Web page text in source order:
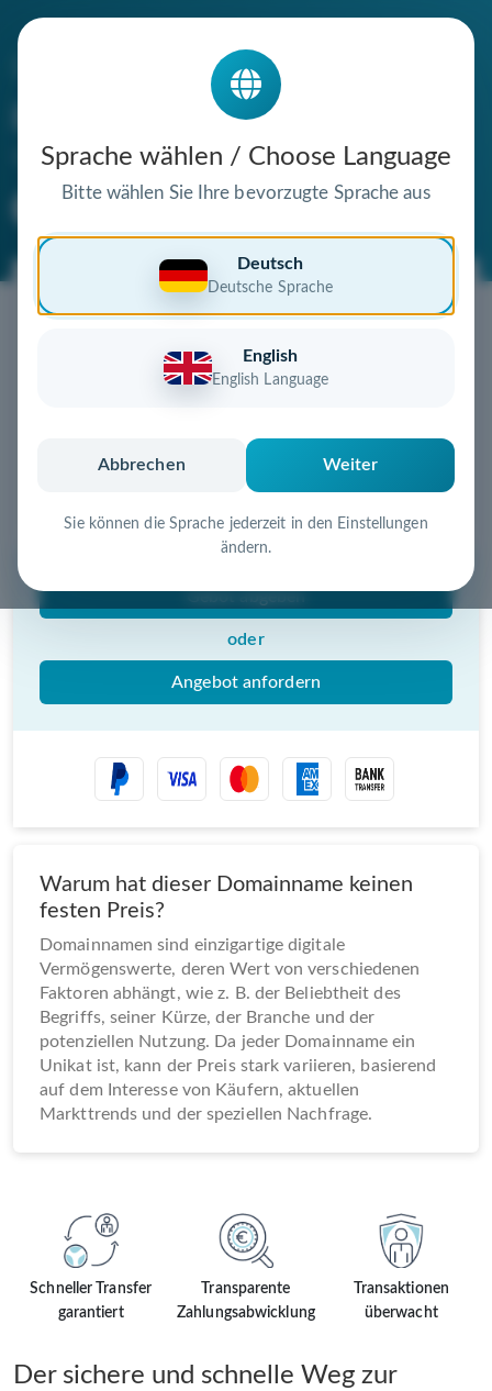
Sprache wählen / Choose Language
Bitte wählen Sie Ihre bevorzugte Sprache aus
Deutsch
Deutsche Sprache
English
English Language
Abbrechen Weiter
Sie können die Sprache jederzeit in den Einstellungen
ändern.
grabungswoerterbuch.de
steht zum Verkauf
Schneller Transfer
garantiert
Transparente
Zahlungsabwicklung
Transaktionen
überwacht
Der sichere und schnelle Weg zur
Jetzt diese Wunschdomain
Diese Domain könnte schon bald Ihnen gehören!
Schnell, sicher und unkompliziert zur eigenen
Gebot abgeben
oder
Angebot anfordern
Warum hat dieser Domainname keinen
festen Preis?
Domainnamen sind einzigartige digitale
Vermögenswerte, deren Wert von verschiedenen
Faktoren abhängt, wie z. B. der Beliebtheit des
Begriffs, seiner Kürze, der Branche und der
potenziellen Nutzung. Da jeder Domainname ein
Unikat ist, kann der Preis stark variieren, basierend
auf dem Interesse von Käufern, aktuellen
Markttrends und der speziellen Nachfrage.